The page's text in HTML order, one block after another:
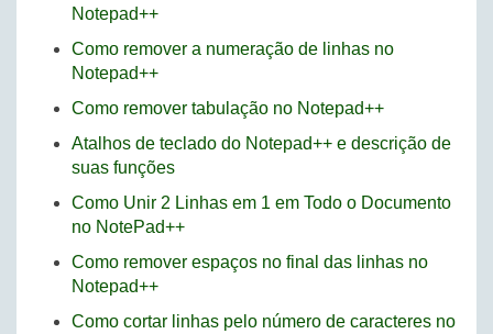
Notepad++
Como remover a numeração de linhas no
Notepad++
Como remover tabulação no Notepad++
Atalhos de teclado do Notepad++ e descrição de
suas funções
Como Unir 2 Linhas em 1 em Todo o Documento
no NotePad++
Como remover espaços no final das linhas no
Notepad++
Como cortar linhas pelo número de caracteres no